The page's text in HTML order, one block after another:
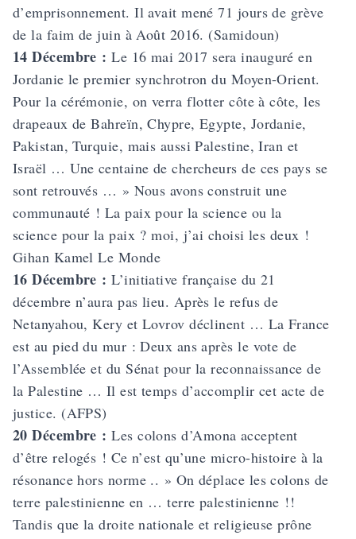
d’emprisonnement. Il avait mené 71 jours de grève
de la faim de juin à Août 2016. (Samidoun)
14 Décembre :Le 16 mai 2017 sera inauguré en
Jordanie le premier synchrotron du Moyen-Orient.
Pour la cérémonie, on verra flotter côte à côte, les
drapeaux de Bahreïn, Chypre, Egypte, Jordanie,
Pakistan, Turquie, mais aussi Palestine, Iran et
Israël … Une centaine de chercheurs de ces pays se
sont retrouvés … » Nous avons construit une
communauté ! La paix pour la science ou la
science pour la paix ? moi, j’ai choisi les deux !
Gihan Kamel Le Monde
16 Décembre : L’initiative française du 21
décembre n’aura pas lieu. Après le refus de
Netanyahou, Kery et Lovrov déclinent … La France
est au pied du mur : Deux ans après le vote de
l’Assemblée et du Sénat pour la reconnaissance de
la Palestine … Il est temps d’accomplir cet acte de
justice. (AFPS)
20 Décembre : Les colons d’Amona acceptent
d’être relogés ! Ce n’est qu’une micro-histoire à la
résonance hors norme .. » On déplace les colons de
terre palestinienne en … terre palestinienne !!
Tandis que la droite nationale et religieuse prône